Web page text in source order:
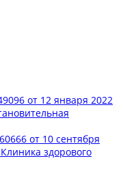
от 12 января 2022
от 10 сентября
здорового